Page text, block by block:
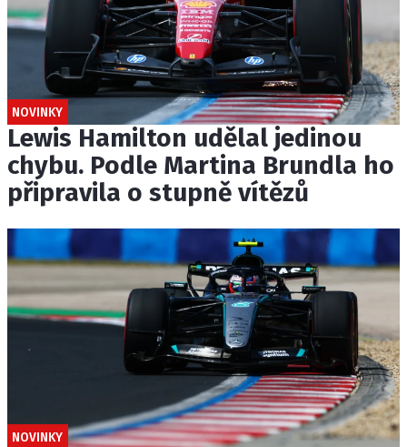
NOVINKY
Lewis Hamilton udělal jedinou
chybu. Podle Martina Brundla ho
připravila o stupně vítězů
NOVINKY